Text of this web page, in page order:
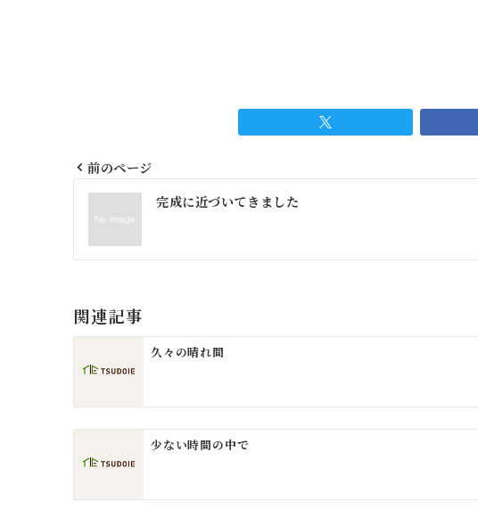
投
ナ
ゲ
ー
シ
ョ
ン
前のページ
完成に近づいてきました
関連記事
久々の晴れ間
少ない時間の中で